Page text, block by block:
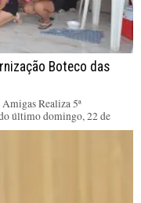
Boteco das
Realiza 5ª
último domingo, 22 de